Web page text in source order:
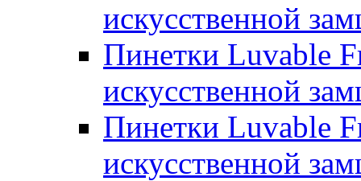
искусственной
Пинетки Luvable
искусственной
Пинетки Luvable
искусственной